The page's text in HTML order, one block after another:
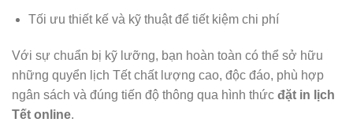
Tối ưu thiết kế và kỹ thuật để tiết kiệm chi phí
Với sự chuẩn bị kỹ lưỡng, bạn hoàn toàn có thể sở hữu
những quyển lịch Tết chất lượng cao, độc đáo, phù hợp
ngân sách và đúng tiến độ thông qua hình thức đặt in lịch
Tết online.